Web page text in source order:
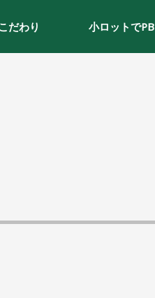
だわり 小ロットでPB